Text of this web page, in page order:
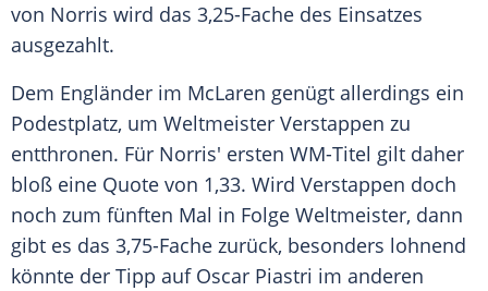
von Norris wird das 3,25-Fache des Einsatzes
ausgezahlt.
Dem Engländer im McLaren genügt allerdings ein
Podestplatz, um Weltmeister Verstappen zu
entthronen. Für Norris' ersten WM-Titel gilt daher
bloß eine Quote von 1,33. Wird Verstappen doch
noch zum fünften Mal in Folge Weltmeister, dann
gibt es das 3,75-Fache zurück, besonders lohnend
könnte der Tipp auf Oscar Piastri im anderen